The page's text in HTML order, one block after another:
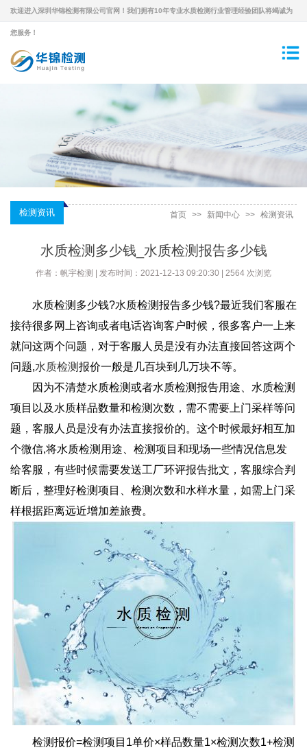
欢迎进入深圳华锦检测有限公司官网！我们拥有10年专业水质检测行业管理经验团队将竭诚为
您服务！
检测资讯 首页 >> 新闻中心 >> 检测资讯
水质检测多少钱_水质检测报告多少钱
作者：帆宇检测 | 发布时间：2021-12-13 09:20:30 | 2564 次浏览
水质检测多少钱?水质检测报告多少钱?最近我们客服在
接待很多网上咨询或者电话咨询客户时候，很多客户一上来
就问这两个问题，对于客服人员是没有办法直接回答这两个
问题,水质检测报价一般是几百块到几万块不等。
因为不清楚水质检测或者水质检测报告用途、水质检测
项目以及水质样品数量和检测次数，需不需要上门采样等问
题，客服人员是没有办法直接报价的。这个时候最好相互加
个微信,将水质检测用途、检测项目和现场一些情况信息发
给客服，有些时候需要发送工厂环评报告批文，客服综合判
断后，整理好检测项目、检测次数和水样水量，如需上门采
样根据距离远近增加差旅费。
检测报价=检测项目1单价×样品数量1×检测次数1+检测